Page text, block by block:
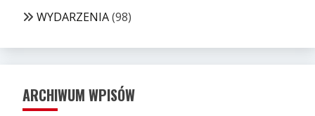
WYDARZENIA(98)
ARCHIWUM WPISÓW